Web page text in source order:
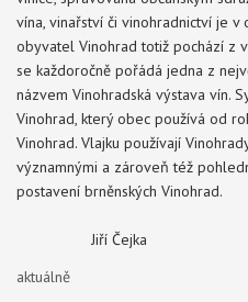
vína, vinařství či vinohradnictví je v
obyvatel Vinohrad totiž pochází z
se každoročně pořádá jedna z
názvem Vinohradská výstava vín.
Vinohrad, který obec používá od
Vinohrad. Vlajku používají
významnými a zároveň též
postavení brněnských Vinohrad.
Jiří Čejka
aktuálně